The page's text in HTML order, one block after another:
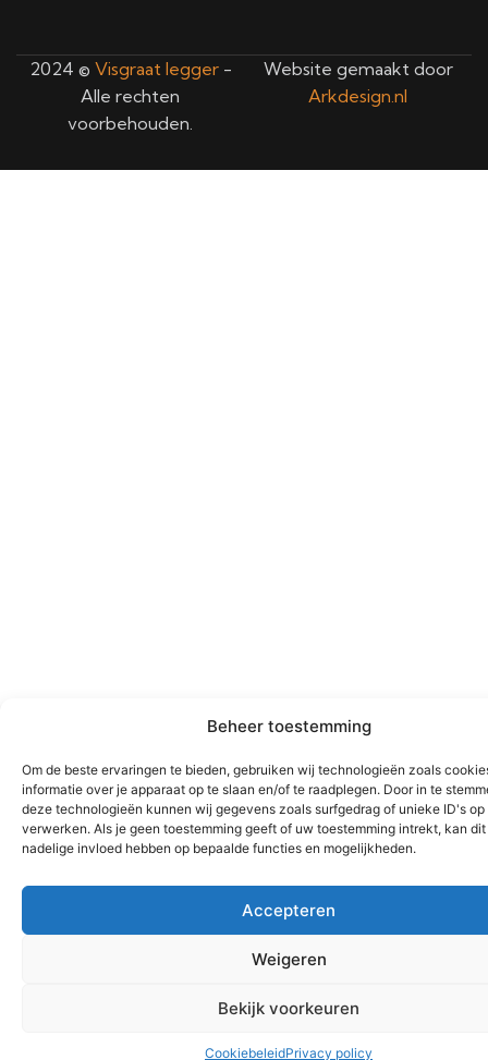
Beheer toestemming
Om de beste ervaringen te bieden, gebruiken wij technologieën zoals
informatie over je apparaat op te slaan en/of te raadplegen. Door in te
deze technologieën kunnen wij gegevens zoals surfgedrag of unieke ID's
verwerken. Als je geen toestemming geeft of uw toestemming intrekt, kan
nadelige invloed hebben op bepaalde functies en mogelijkheden.
Accepteren
Weigeren
Bekijk voorkeuren
CookiebeleidPrivacy policy
2024 © Visgraat legger-
Alle rechten
voorbehouden.
Website gemaakt door
Arkdesign.nl